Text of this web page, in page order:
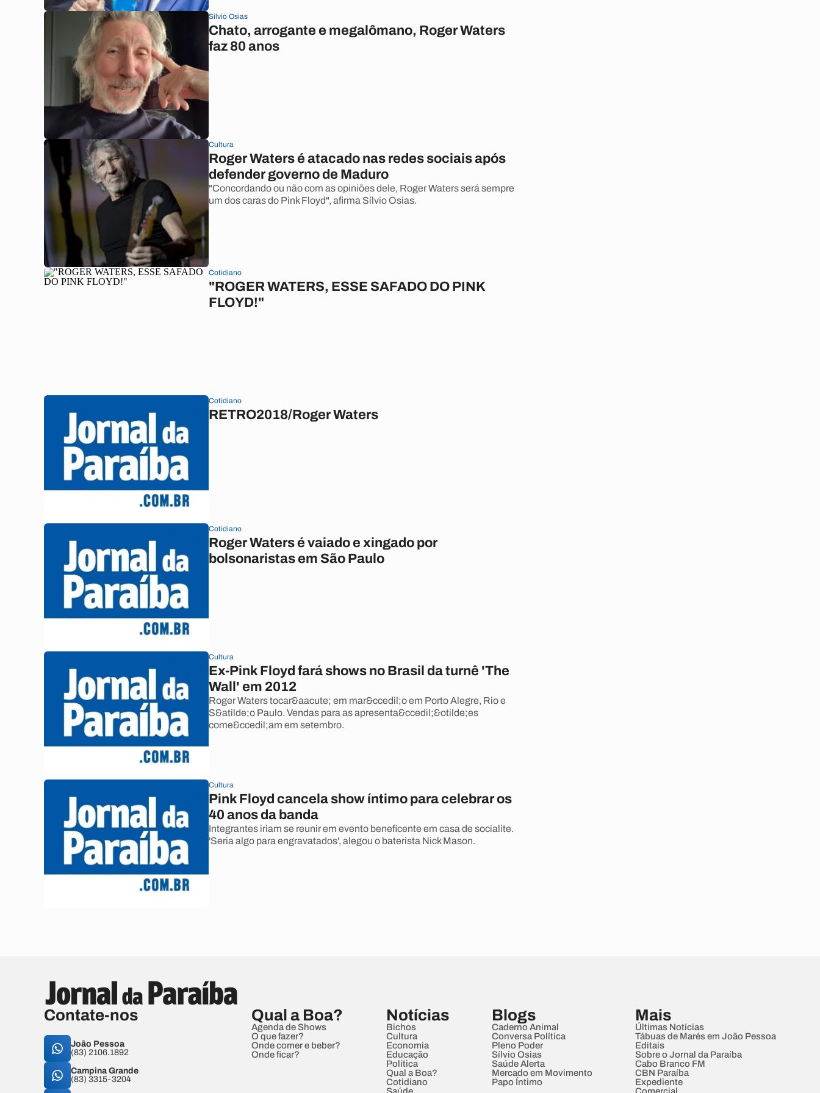
Silvio Osias
Chato, arrogante e megalômano, Roger Waters
faz 80 anos
Cultura
Roger Waters é atacado nas redes sociais após
defender governo de Maduro
"Concordando ou não com as opiniões dele, Roger Waters será sempre
um dos caras do Pink Floyd", afirma Sílvio Osias.
Cotidiano
"ROGER WATERS, ESSE SAFADO DO PINK
FLOYD!"
Cotidiano
RETRO2018/Roger Waters
Cotidiano
Roger Waters é vaiado e xingado por
bolsonaristas em São Paulo
Cultura
Ex-Pink Floyd fará shows no Brasil da turnê 'The
Wall' em 2012
Roger Waters tocar&aacute; em mar&ccedil;o em Porto Alegre, Rio e
S&atilde;o Paulo. Vendas para as apresenta&ccedil;&otilde;es
come&ccedil;am em setembro.
Cultura
Pink Floyd cancela show íntimo para celebrar os
40 anos da banda
Integrantes iriam se reunir em evento beneficente em casa de socialite.
'Seria algo para engravatados', alegou o baterista Nick Mason.
Contate-nos
João Pessoa
(83) 2106.1892
Campina Grande
(83) 3315-3204
Qual a Boa?
Agenda de Shows
O que fazer?
Onde comer e beber?
Onde ficar?
Notícias
Bichos
Cultura
Economia
Educação
Política
Qual a Boa?
Cotidiano
Blogs
Caderno Animal
Conversa Política
Pleno Poder
Sílvio Osias
Saúde Alerta
Mercado em Movimento
Papo Íntimo
Mais
Últimas Notícias
Tábuas de Marés em João Pessoa
Editais
Sobre o Jornal da Paraíba
Cabo Branco FM
CBN Paraíba
Expediente